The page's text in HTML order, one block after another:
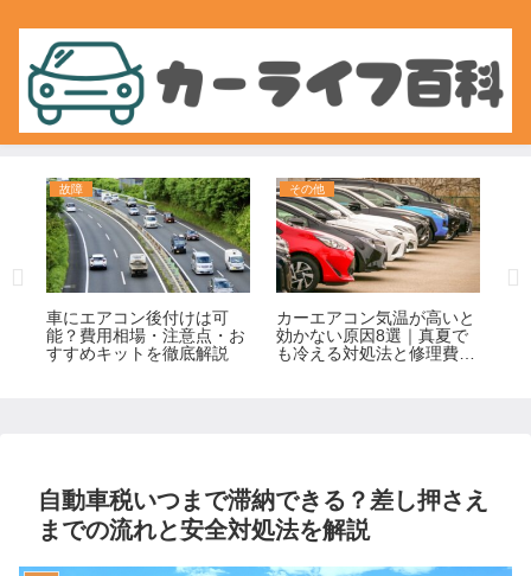
故障
車にエアコン後付けは可
能？費用相場・注意点・お
すすめキットを徹底解説
その他
カーエアコン気温が高いと
効かない原因8選｜真夏で
も冷える対処法と修理費用
自動車税いつまで滞納できる？差し押さえ
までの流れと安全対処法を解説